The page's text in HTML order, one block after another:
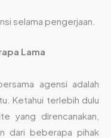
selama pengerjaan.
Lama
agensi adalah
Ketahui terlebih dulu
yang direncanakan,
dari beberapa pihak